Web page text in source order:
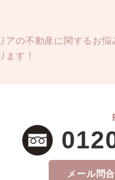
の不動産に関するお
す！
メール問